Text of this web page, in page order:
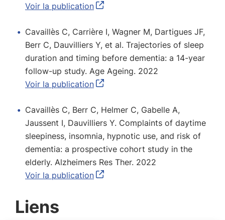
Voir la publication
Cavaillès C, Carrière I, Wagner M, Dartigues JF,
Berr C, Dauvilliers Y, et al. Trajectories of sleep
duration and timing before dementia: a 14-year
follow-up study. Age Ageing. 2022
Voir la publication
Cavaillès C, Berr C, Helmer C, Gabelle A,
Jaussent I, Dauvilliers Y. Complaints of daytime
sleepiness, insomnia, hypnotic use, and risk of
dementia: a prospective cohort study in the
elderly. Alzheimers Res Ther. 2022
Voir la publication
Liens